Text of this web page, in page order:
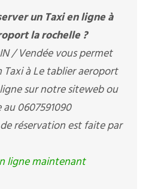
un Taxi en ligne à
la rochelle ?
/ Vendée vous permet
Taxi à Le tablier aeroport
sur notre siteweb ou
0607591090
réservation est faite par
ligne maintenant